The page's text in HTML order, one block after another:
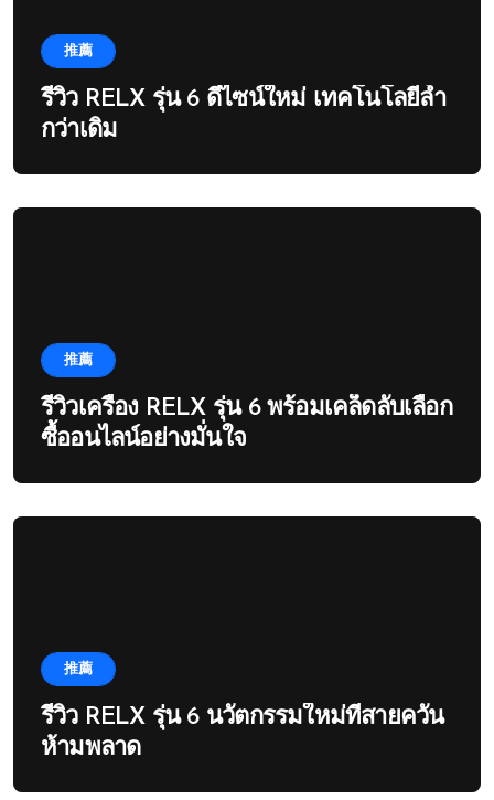
推薦
รีวิว RELX รุ่น 6 ดีไซน์ใหม่ เทคโนโลยีล้ำ
กว่าเดิม
推薦
รีวิวเครื่อง RELX รุ่น 6 พร้อมเคล็ดลับเลือก
ซื้ออนไลน์อย่างมั่นใจ
推薦
รีวิว RELX รุ่น 6 นวัตกรรมใหม่ที่สายควัน
ห้ามพลาด